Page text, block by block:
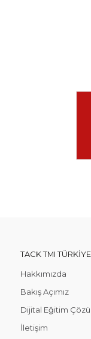
TACK TMI TÜRKIYE
Hakkımızda
Bakış Açımız
Dijital Eğitim
İletişim